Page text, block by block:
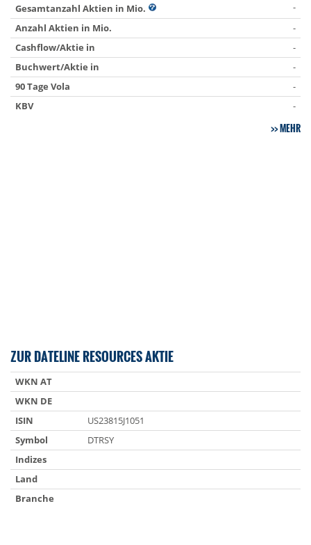
Gesamtanzahl Aktien in Mio.
-
Anzahl Aktien in Mio.
-
Cashflow/Aktie in
-
Buchwert/Aktie in
-
90 Tage Vola
-
KBV
-
MEHR
ZUR DATELINE RESOURCES AKTIE
WKN AT
WKN DE
ISIN
US23815J1051
Symbol
DTRSY
Indizes
Land
Branche